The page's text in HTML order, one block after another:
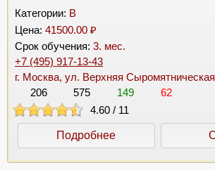
Категории: B
Цена: 41500.00 ₽
Срок обучения: 3. мес.
+7 (495) 917-13-43
г. Москва, ул. Верхняя
206
575 149
62
4.60 / 11
Подробнее